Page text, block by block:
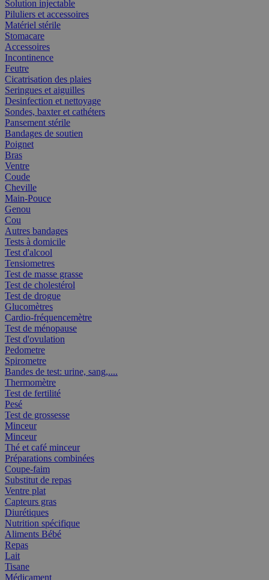
Solution injectable
Piluliers et accessoires
Matériel stérile
Stomacare
Accessoires
Incontinence
Feutre
Cicatrisation des plaies
Seringues et aiguilles
Desinfection et nettoyage
Sondes, baxter et cathéters
Pansement stérile
Bandages de soutien
Poignet
Bras
Ventre
Coude
Cheville
Main-Pouce
Genou
Cou
Autres bandages
Tests à domicile
Test d'alcool
Tensiometres
Test de masse grasse
Test de cholestérol
Test de drogue
Glucomètres
Cardio-fréquencemètre
Test de ménopause
Test d'ovulation
Pedometre
Spirometre
Bandes de test: urine, sang,....
Thermomètre
Test de fertilité
Pesé
Test de grossesse
Minceur
Minceur
Thé et café minceur
Préparations combinées
Coupe-faim
Substitut de repas
Ventre plat
Capteurs gras
Diurétiques
Nutrition spécifique
Aliments Bébé
Repas
Lait
Tisane
Médicament